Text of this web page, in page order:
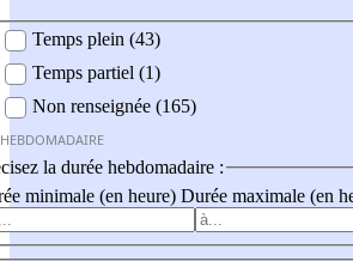
Temps plein (43)
Temps partiel (1)
Non renseignée (165)
la durée hebdomadaire :
minimale (en heure) Durée maximale (en